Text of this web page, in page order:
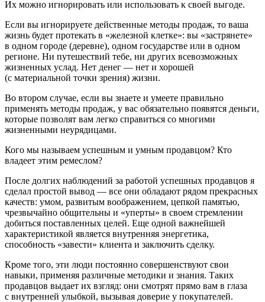
Их можно игнорировать или использовать к своей выгоде.
Если вы игнорируете действенные методы продаж, то ваша
жизнь будет протекать в «железной клетке»: вы «застрянете»
в одном городе (деревне), одном государстве или в одном
регионе. Ни путешествий тебе, ни других всевозможных
жизненных услад. Нет денег — нет и хорошей
(с материальной точки зрения) жизни.
Во втором случае, если вы знаете и умеете правильно
применять методы продаж, у вас обязательно появятся деньги,
которые позволят вам легко справиться со многими
жизненными неурядицами.
Кого мы называем успешным и умным продавцом? Кто
владеет этим ремеслом?
После долгих наблюдений за работой успешных продавцов я
сделал простой вывод — все они обладают рядом прекрасных
качеств: умом, развитым воображением, цепкой памятью,
чрезвычайно общительны и «уперты» в своем стремлении
добиться поставленных целей. Еще одной важнейшей
характеристикой является внутренняя энергетика,
способность «завести» клиента и заключить сделку.
Кроме того, эти люди постоянно совершенствуют свои
навыки, применяя различные методики и знания. Таких
продавцов выдает их взгляд: они смотрят прямо вам в глаза
с внутренней улыбкой, вызывая доверие у покупателей.